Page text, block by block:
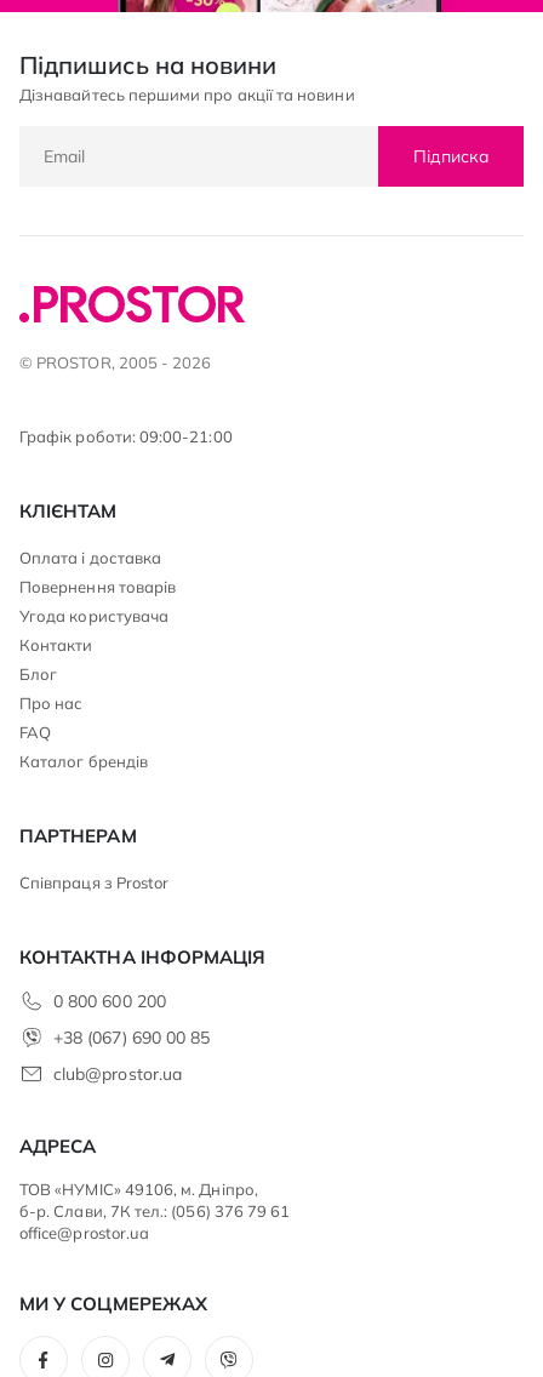
Підпишись на новини
Дізнавайтесь першими про акції та новини
Підписка
© PROSTOR, 2005 - 2026
Графік роботи: 09:00-21:00
КЛІЄНТАМ
Оплата і доставка
Повернення товарів
Угода користувача
Контакти
Блог
Про нас
FAQ
Каталог брендів
ПАРТНЕРАМ
Співпраця з Prostor
КОНТАКТНА ІНФОРМАЦІЯ
0 800 600 200
+38 (067) 690 00 85
club@prostor.ua
АДРЕСА
ТОВ «НУМІС» 49106, м. Дніпро,
б-р. Слави, 7К тел.: (056) 376 79 61
office@prostor.ua
МИ У СОЦМЕРЕЖАХ